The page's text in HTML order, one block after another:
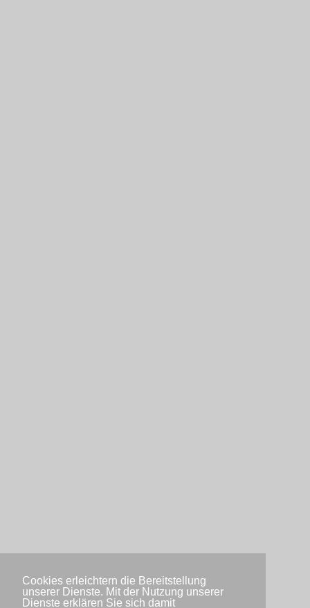
Cookies erleichtern die Bereitstellung
unserer Dienste. Mit der Nutzung unserer
Dienste erklären Sie sich damit